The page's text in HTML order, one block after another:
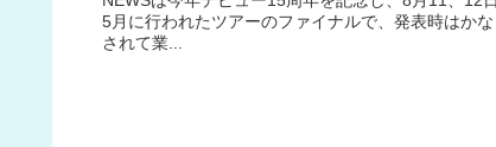
5月に行われたツアーのファイナルで、発表時はか
されて業...